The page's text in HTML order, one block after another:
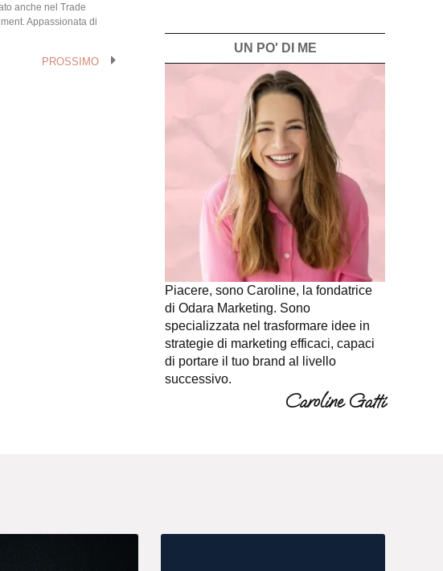
anche nel Trade
Appassionata di
PROSSIMO
UN PO' DI ME
Piacere, sono Caroline, la fondatrice
di Odara Marketing. Sono
specializzata nel trasformare idee in
strategie di marketing efficaci, capaci
di portare il tuo brand al livello
successivo.
Caroline Gatti